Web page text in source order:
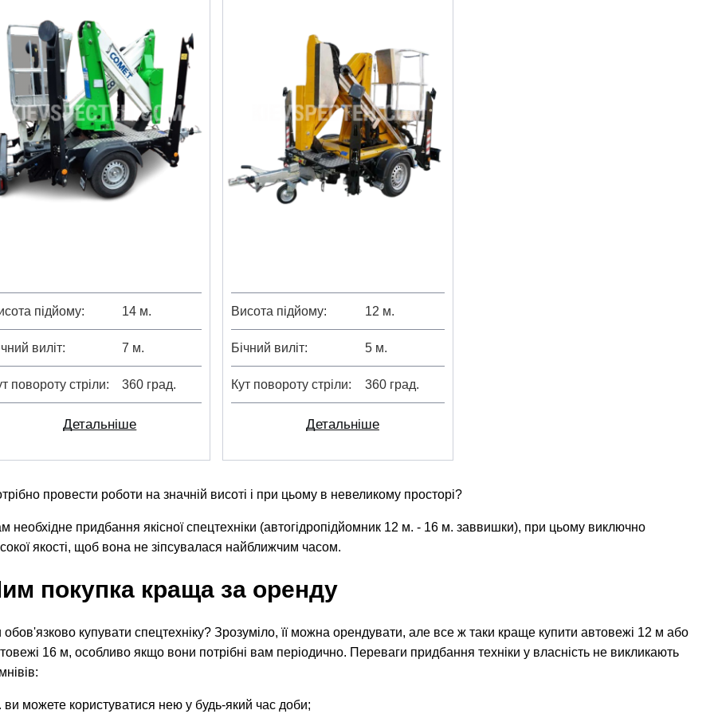
підйому 14 м.
виліт 7 м.
повороту стріли 360 град.
Детальніше
Висота підйому 12 м.
Бічний виліт 5 м.
Кут повороту стріли 360 град.
Детальніше
провести роботи на значній висоті і при цьому в невеликому просторі?
необхідне придбання якісної спецтехніки (автогідропідйомник 12 м. - 16 м. заввишки), при цьому виключно
якості, щоб вона не зіпсувалася найближчим часом.
покупка краща за оренду
обов'язково купувати спецтехніку? Зрозуміло, її можна орендувати, але все ж таки краще купити автовежі 12 м або
16 м, особливо якщо вони потрібні вам періодично. Переваги придбання техніки у власність не викликають
ви можете користуватися нею у будь-який час доби;